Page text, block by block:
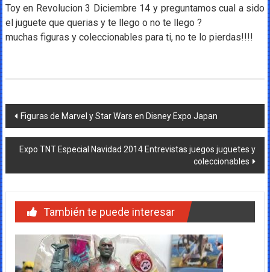
Toy en Revolucion 3 Diciembre 14 y preguntamos cual a sido
el juguete que querias y te llego o no te llego ?
muchas figuras y coleccionables para ti, no te lo pierdas!!!!
Navegación
de
entradas
Figuras de Marvel y Star Wars en Disney Expo Japan
Expo TNT Especial Navidad 2014 Entrevistas juegos juguetes y
coleccionables
También te puede interesar